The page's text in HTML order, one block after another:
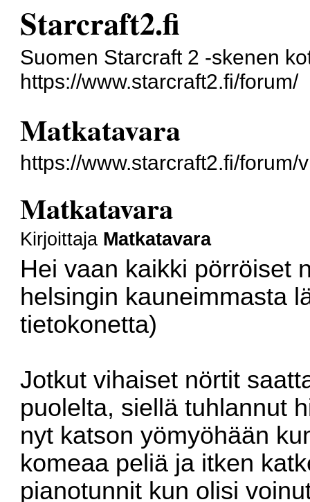
Starcraft2.fi
Suomen Starcraft 2 -skenen
https://www.starcraft2.fi/forum/
Matkatavara
https://www.starcraft2.fi/
Matkatavara
Kirjoittaja Matkatavara
Hei vaan kaikki pörröiset
helsingin kauneimmasta
tietokonetta)
Jotkut vihaiset nörtit
puolelta, siellä tuhlannut
nyt katson yömyöhään
komeaa peliä ja itken
pianotunnit kun olisi